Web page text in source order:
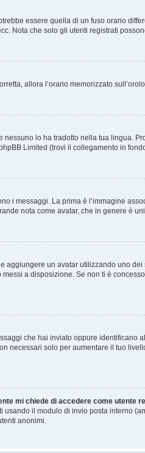
essere quella di un fuso orario
Nota che solo gli utenti registrati
allora l’orario memorizzato
lo ha tradotto nella tua lingua.
Limited (trovi il collegamento in
i messaggi. La prima è l’immagine
nota come avatar, che in genere è
aggiungere un avatar utilizzando uno
a disposizione. Se non ti è
che hai inviato oppure
necessari solo per aumentare il tuo
mi chiede di accedere come utente
il modulo di invio posta interno
anonimi.